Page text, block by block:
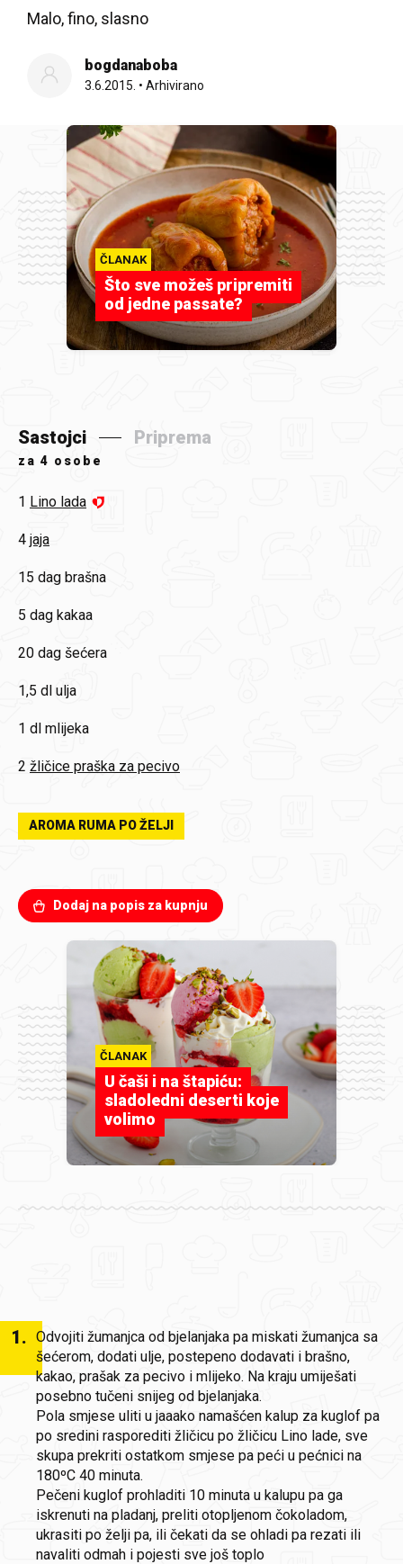
Malo, fino, slasno
bogdanaboba
3.6.2015. • Arhivirano
ČLANAK
Što sve možeš pripremiti
od jedne passate?
Sastojci Priprema
za 4 osobe
1 Lino lada
4 jaja
15 dag brašna
5 dag kakaa
20 dag šećera
1,5 dl ulja
1 dl mlijeka
2 žličice praška za pecivo
AROMA RUMA PO ŽELJI
Dodaj na popis za kupnju
ČLANAK
U čaši i na štapiću:
sladoledni deserti koje
volimo
1. Odvojiti žumanjca od bjelanjaka pa miskati žumanjca sa
šećerom, dodati ulje, postepeno dodavati i brašno,
kakao, prašak za pecivo i mlijeko. Na kraju umiješati
posebno tučeni snijeg od bjelanjaka.
Pola smjese uliti u jaaako namašćen kalup za kuglof pa
po sredini rasporediti žličicu po žličicu Lino lade, sve
skupa prekriti ostatkom smjese pa peći u pećnici na
180ºC 40 minuta.
Pečeni kuglof prohladiti 10 minuta u kalupu pa ga
iskrenuti na pladanj, preliti otopljenom čokoladom,
ukrasiti po želji pa, ili čekati da se ohladi pa rezati ili
navaliti odmah i pojesti sve još toplo